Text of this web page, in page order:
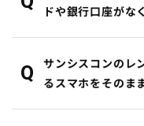
ドや銀行口座がな
サンシスコンのレ
るスマホをそのま